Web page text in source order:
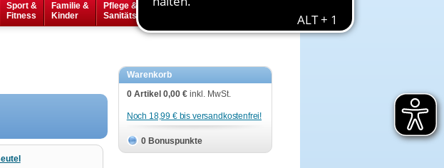
Sport &
Fitness
Familie &
Kinder
Pflege &
Sanitätsbedarf
Diabetes
Warenkorb
0 Artikel 0,00 € inkl. MwSt.
Noch 18,99 € bis versandkostenfrei!
0 Bonuspunkte